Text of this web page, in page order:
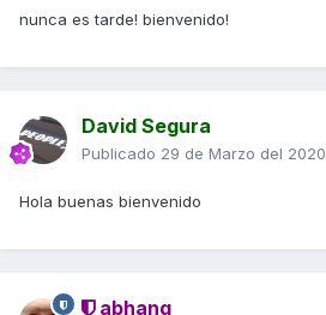
nunca es tarde! bienvenido!
David Segura
Publicado 29 de Marzo del 2020
Hola buenas bienvenido
abhang